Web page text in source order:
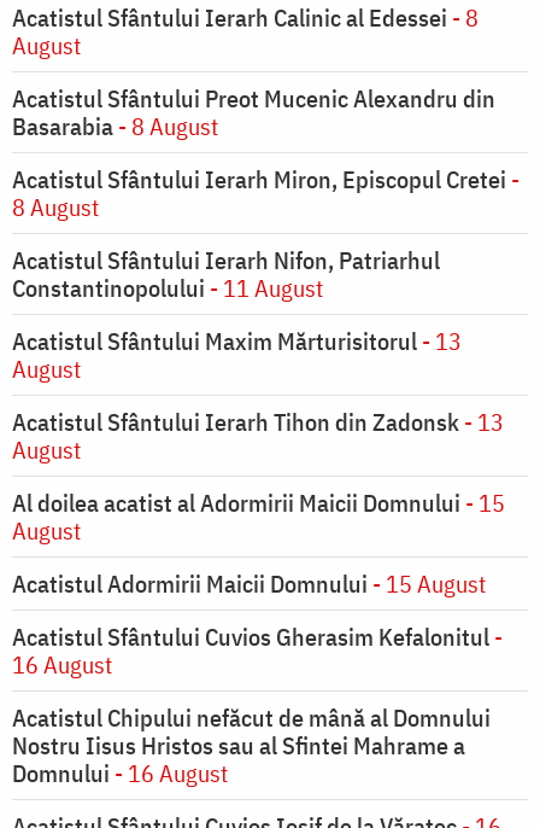
Acatistul Sfântului Ierarh Calinic al Edessei - 8
August
Acatistul Sfântului Preot Mucenic Alexandru din
Basarabia- 8 August
Acatistul Sfântului Ierarh Miron, Episcopul Cretei -
8 August
Acatistul Sfântului Ierarh Nifon, Patriarhul
Constantinopolului - 11 August
Acatistul Sfântului Maxim Mărturisitorul- 13
August
Acatistul Sfântului Ierarh Tihon din Zadonsk- 13
August
Al doilea acatist al Adormirii Maicii Domnului - 15
August
Acatistul Adormirii Maicii Domnului - 15 August
Acatistul Sfântului Cuvios Gherasim Kefalonitul-
16 August
Acatistul Chipului nefăcut de mână al Domnului
Nostru Iisus Hristos sau al Sfintei Mahrame a
Domnului - 16 August